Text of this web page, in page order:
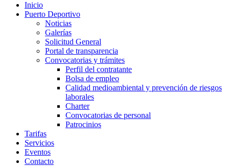
Inicio
Puerto Deportivo
Noticias
Galerías
Solicitud General
Portal de transparencia
Convocatorias y trámites
Perfil del contratante
Bolsa de empleo
Calidad medioambiental y prevención de riesgos
laborales
Charter
Convocatorias de personal
Patrocinios
Tarifas
Servicios
Eventos
Contacto